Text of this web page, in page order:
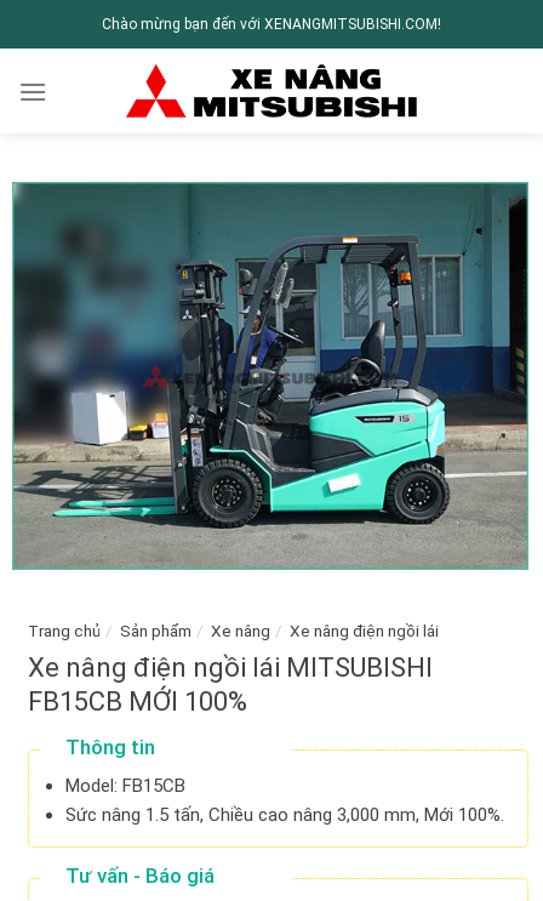
Chào mừng bạn đến với XENANGMITSUBISHI.COM!
Trang chủ / Sản phẩm / Xe nâng / Xe nâng điện ngồi lái
Xe nâng điện ngồi lái MITSUBISHI
FB15CB MỚI 100%
Thông tin
Model: FB15CB
Sức nâng 1.5 tấn, Chiều cao nâng 3,000 mm, Mới 100%.
Tư vấn - Báo giá